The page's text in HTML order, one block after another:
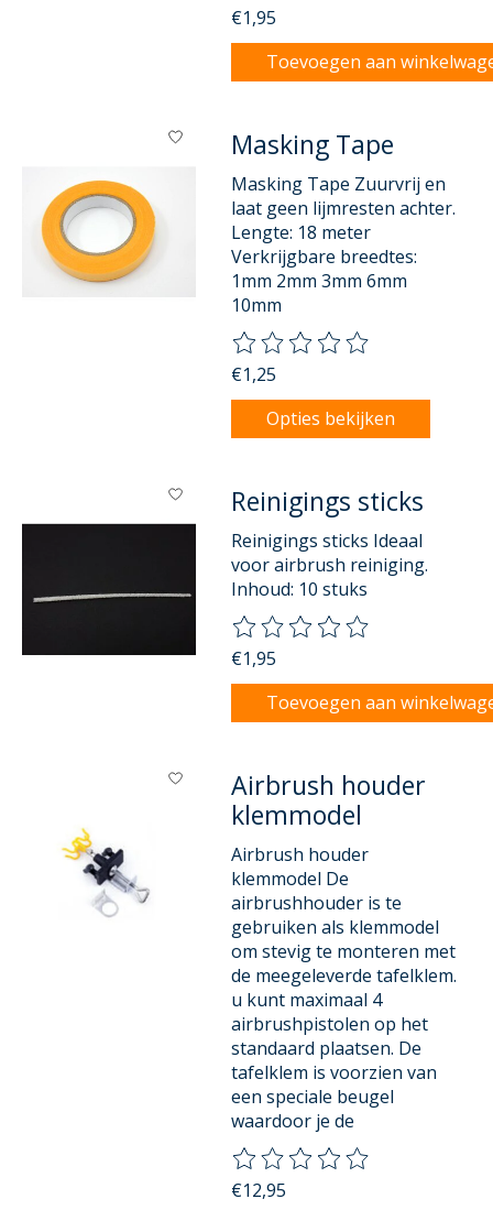
€1,95
Toevoegen aan
Masking Tape
Masking Tape Zuurvrij en
laat geen lijmresten achter.
Lengte: 18 meter
Verkrijgbare breedtes:
1mm 2mm 3mm 6mm
10mm
De beoordeling van dit
€1,25
Opties bekijken
Reinigings sticks
Reinigings sticks Ideaal
voor airbrush reiniging.
Inhoud: 10 stuks
De beoordeling van dit
€1,95
Toevoegen aan
Airbrush houder
klemmodel
Airbrush houder
klemmodel De
airbrushhouder is te
gebruiken als klemmodel
om stevig te monteren met
de meegeleverde tafelklem.
u kunt maximaal 4
airbrushpistolen op het
standaard plaatsen. De
tafelklem is voorzien van
een speciale beugel
waardoor je de
De beoordeling van dit
€12,95